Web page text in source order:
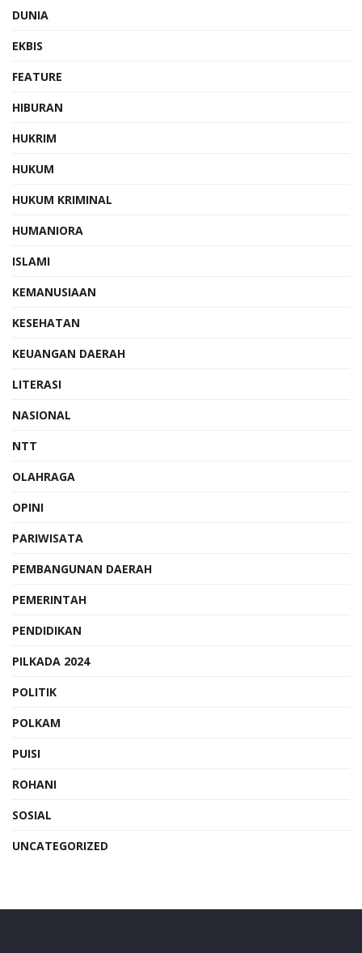
DUNIA
EKBIS
FEATURE
HIBURAN
HUKRIM
HUKUM
HUKUM KRIMINAL
HUMANIORA
ISLAMI
KEMANUSIAAN
KESEHATAN
KEUANGAN DAERAH
LITERASI
NASIONAL
NTT
OLAHRAGA
OPINI
PARIWISATA
PEMBANGUNAN DAERAH
PEMERINTAH
PENDIDIKAN
PILKADA 2024
POLITIK
POLKAM
PUISI
ROHANI
SOSIAL
UNCATEGORIZED